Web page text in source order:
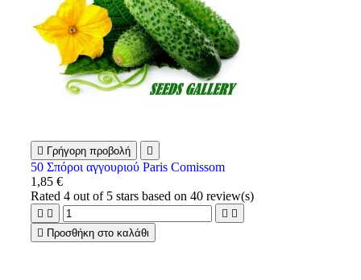
 Γρήγορη προβολή 
50 Σπόροι αγγουριού Paris Comissom
1,85 €
Rated4 out of 5 stars based on40 review(s)
   
 Προσθήκη στο καλάθι